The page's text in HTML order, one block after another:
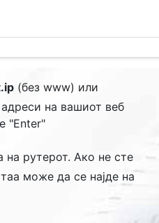
(без www) или
адреси на вашиот веб
"Enter"
на рутерот. Ако не сте
може да се најде на